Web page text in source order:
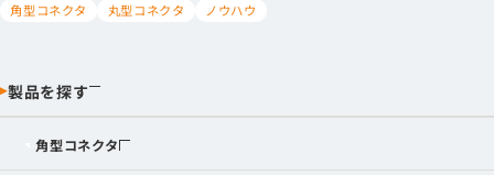
角型コネクタ 丸型コネクタ ノウハウ
製品を探す
角型コネクタ